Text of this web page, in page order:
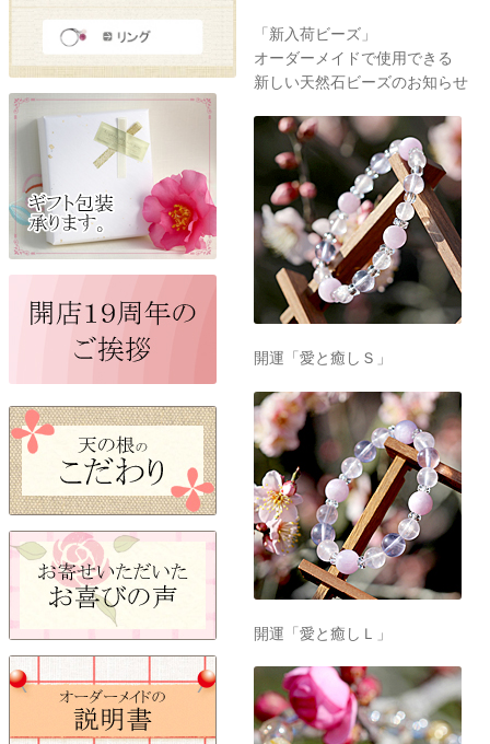
「新入荷ビーズ」
オーダーメイドで使用できる
新しい天然石ビーズのお知らせ
開運「愛と癒しＳ」
開運「愛と癒しＬ」